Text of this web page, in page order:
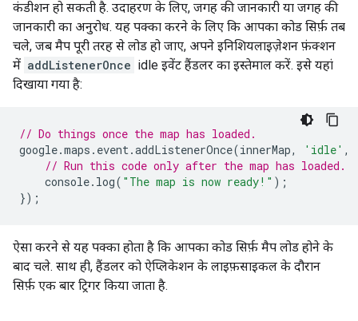
कंडीशन हो सकती है. उदाहरण के लिए, जगह की जानकारी या जगह की
जानकारी का अनुरोध. यह पक्का करने के लिए कि आपका कोड सिर्फ़ तब
चले, जब मैप पूरी तरह से लोड हो जाए, अपने इनिशियलाइज़ेशन फ़ंक्शन
में addListenerOnce idle इवेंट हैंडलर का इस्तेमाल करें. इसे यहां
दिखाया गया है:
// Do things once the map has loaded.
google.maps . event.addListenerOnce(innerMap, 'idle' ,
// Run this code only after the map has loaded.
console. log( "The map is now ready!" );
});
ऐसा करने से यह पक्का होता है कि आपका कोड सिर्फ़ मैप लोड होने के
बाद चले. साथ ही, हैंडलर को ऐप्लिकेशन के लाइफ़साइकल के दौरान
सिर्फ़ एक बार ट्रिगर किया जाता है.